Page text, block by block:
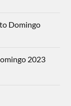
Domingo
2023